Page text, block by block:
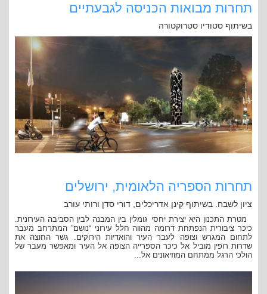
תחרות מבואות הכניסה לגבעתיים
בשיתוף סטודיו סטרוקטורה
תחרות הספריה הלאומית, ירושלים
ציון לשבח. בשיתוף קינן אדריכלים, דורי סדן ורותי עורב
מטרת התכנון היא יצירת יחסי גומלין בין המבנה לבין הסביבה העירונית.
כיכר ציבורית הנפתחת דרומה מהווה חלל עירוני “נושם” המתרחב מעבר
לתחום המגרש וצופה לעבר העיר והואדיות הירוקים. גשר החוצה את
שדרות רופין מוביל אל כיכר הספרייה הצופה אל העיר ומאפשר מעבר של
הולכי הרגל ממתחם המוזיאונים אל...